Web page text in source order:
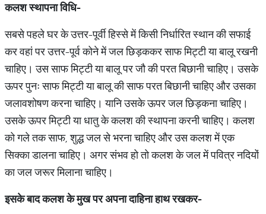
कलशस्थापनाविधि-
सबसे पहले घर के उत्तर-पूर्वी हिस्से में किसी निर्धारित स्थान की सफाई
कर वहां पर उत्तर-पूर्व कोने में जल छिड़ककर साफ मिट्टी या बालू रखनी
चाहिए। उस साफ मिट्टी या बालू पर जौ की परत बिछानी चाहिए। उसके
ऊपर पुनः साफ मिट्टी या बालू की साफ परत बिछानी चाहिए और उसका
जलावशोषण करना चाहिए। यानि उसके ऊपर जल छिड़कना चाहिए।
उसके ऊपर मिट्टी या धातु के कलश की स्थापना करनी चाहिए। कलश
को गले तक साफ, शुद्ध जल से भरना चाहिए और उस कलश में एक
सिक्का डालना चाहिए। अगर संभव हो तो कलश के जल में पवित्र नदियों
का जल जरूर मिलाना चाहिए।
इसकेबादकलशकेमुखपरअपनादाहिनाहाथरखकर-